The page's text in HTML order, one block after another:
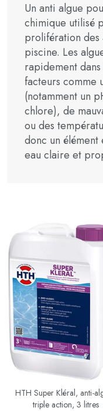
Un anti algue
chimique utilisé
prolifération des
piscine. Les
rapidement
facteurs comme
(notamment un
chlore), de
ou des
donc un
eau claire et
HTH Super Kléral, anti-
triple action, 3 litres